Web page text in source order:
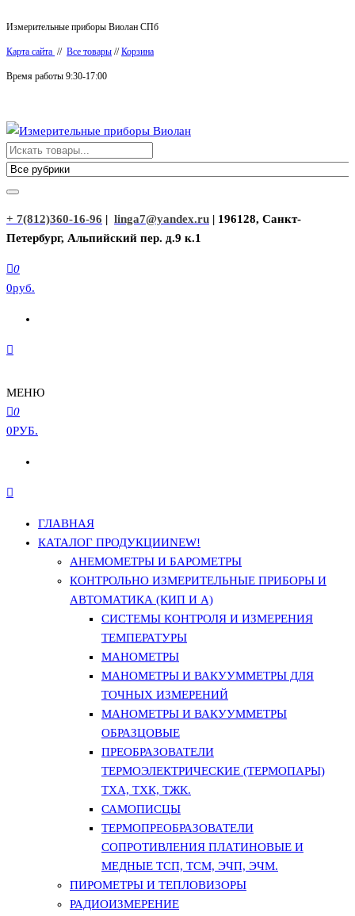
к
содержимому
Измерительные приборы Виолан СПб
Карта сайта // Все товары //Корзина
Время работы 9:30-17:00
Измерительные приборы Виолан
+ 7(812)360-16-96 | linga7@yandex.ru | 196128, Санкт-
Петербург, Альпийский пер. д.9 к.1
0
0руб.
МЕНЮ
0
0РУБ.
ГЛАВНАЯ
КАТАЛОГ ПРОДУКЦИИNEW!
АНЕМОМЕТРЫ И БАРОМЕТРЫ
КОНТРОЛЬНО ИЗМЕРИТЕЛЬНЫЕ ПРИБОРЫ И
АВТОМАТИКА (КИП И А)
СИСТЕМЫ КОНТРОЛЯ И ИЗМЕРЕНИЯ
ТЕМПЕРАТУРЫ
МАНОМЕТРЫ
МАНОМЕТРЫ И ВАКУУММЕТРЫ ДЛЯ
ТОЧНЫХ ИЗМЕРЕНИЙ
МАНОМЕТРЫ И ВАКУУММЕТРЫ
ОБРАЗЦОВЫЕ
ПРЕОБРАЗОВАТЕЛИ
ТЕРМОЭЛЕКТРИЧЕСКИЕ (ТЕРМОПАРЫ)
ТХА, ТХК, ТЖК.
САМОПИСЦЫ
ТЕРМОПРЕОБРАЗОВАТЕЛИ
СОПРОТИВЛЕНИЯ ПЛАТИНОВЫЕ И
МЕДНЫЕ ТСП, ТСМ, ЭЧП, ЭЧМ.
ПИРОМЕТРЫ И ТЕПЛОВИЗОРЫ
РАДИОИЗМЕРЕНИЕ